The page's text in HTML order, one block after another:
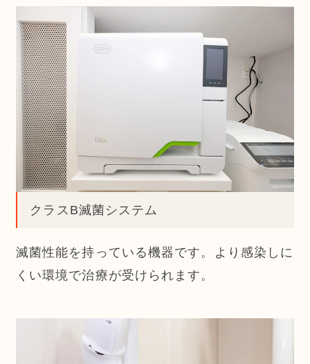
クラスB滅菌システム
滅菌性能を持っている機器です。より感染しに
くい環境で治療が受けられます。